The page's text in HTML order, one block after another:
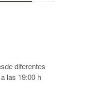
diferentes
las 19:00 h